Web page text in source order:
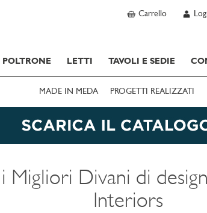
Carrello
POLTRONE LETTI TAVOLI E SEDIE
MADE IN MEDA PROGETTI REALIZZATI
Migliori Divani di
Interiors